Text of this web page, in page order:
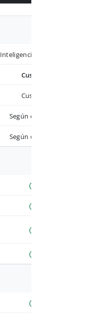
Inteligencia avanzada
Custom
Custom
Según contrato
Según contrato